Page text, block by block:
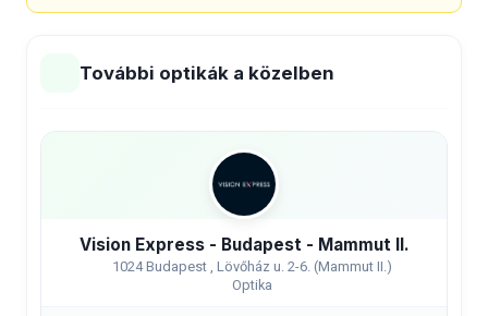
További optikák a közelben
Vision Express - Budapest - Mammut II.
1024 Budapest , Lövőház u. 2-6. (Mammut II.)
Optika